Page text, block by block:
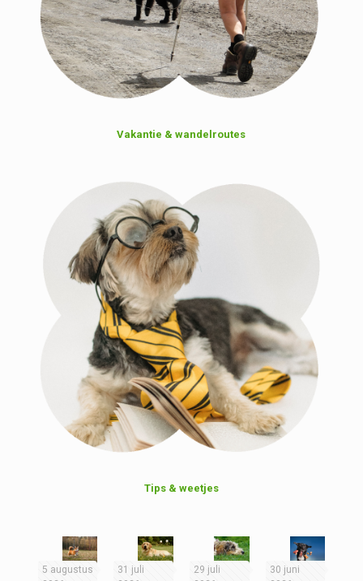
Vakantie & wandelroutes
Tips & weetjes
5 augustus
31 juli
29 juli
30 juni